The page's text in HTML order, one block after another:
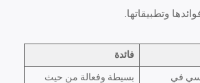
وتطبيقاتها.
فائدة
في
بسيطة وفعالة من حيث